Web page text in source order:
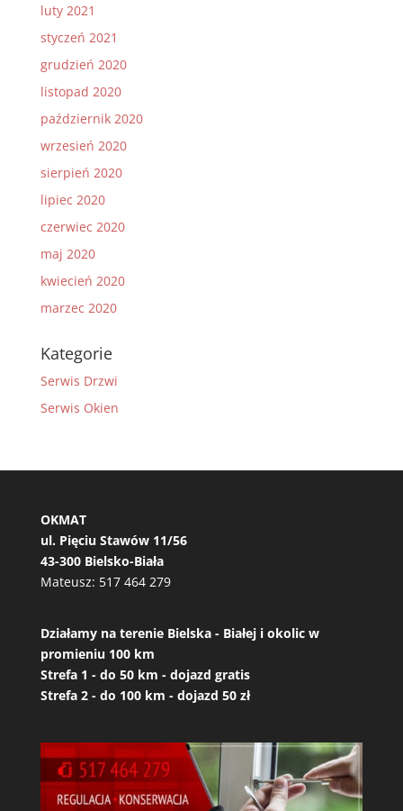
luty 2021
styczeń 2021
grudzień 2020
listopad 2020
październik 2020
wrzesień 2020
sierpień 2020
lipiec 2020
czerwiec 2020
maj 2020
kwiecień 2020
marzec 2020
Kategorie
Serwis Drzwi
Serwis Okien
OKMAT
ul. Pięciu Stawów 11/56
43-300 Bielsko-Biała
Mateusz: 517 464 279
Działamy na terenie Bielska - Białej i okolic w
promieniu 100 km
Strefa 1 - do 50 km - dojazd gratis
Strefa 2 - do 100 km - dojazd 50 zł